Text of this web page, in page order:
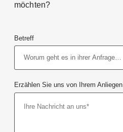
möchten?
Betreff
Erzählen Sie uns von Ihrem Anliegen